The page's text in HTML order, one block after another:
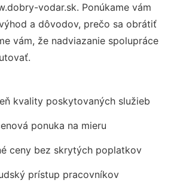
vodar.sk. Ponúkame vám
a dôvodov, prečo sa obrátiť
vám, že nadviazanie spolupráce
kvality poskytovaných služieb
ponuka na mieru
ceny bez skrytých poplatkov
prístup pracovníkov